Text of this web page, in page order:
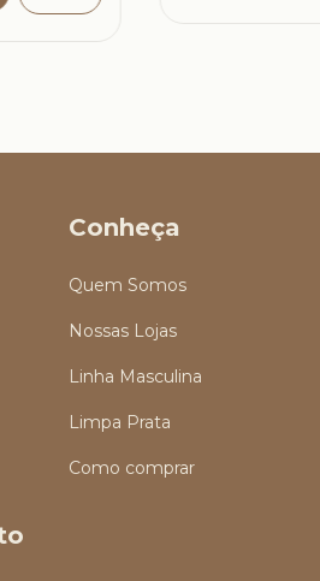
Conheça
Quem Somos
Nossas Lojas
Linha Masculina
Limpa Prata
Como comprar